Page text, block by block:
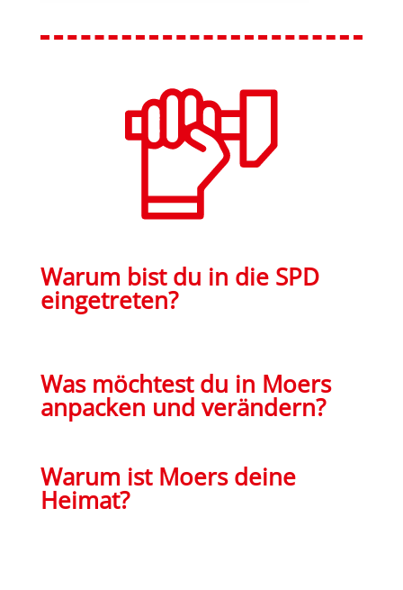
Warum bist du in die SPD
eingetreten?
Was möchtest du in Moers
anpacken und verändern?
Warum ist Moers deine
Heimat?